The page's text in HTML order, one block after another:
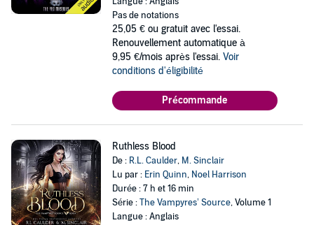
Pas de notations
25,05 € ou gratuit avec l'essai.
Renouvellement automatique à
9,95 €/mois après l'essai. Voir
conditions d'éligibilité
Précommande
Ruthless Blood
De : R.L. Caulder, M. Sinclair
Lu par : Erin Quinn, Noel Harrison
Durée : 7 h et 16 min
Série :The Vampyres’ Source, Volume 1
Langue : Anglais